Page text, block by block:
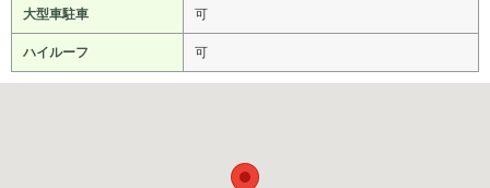
大型車駐車 可
ハイルーフ 可